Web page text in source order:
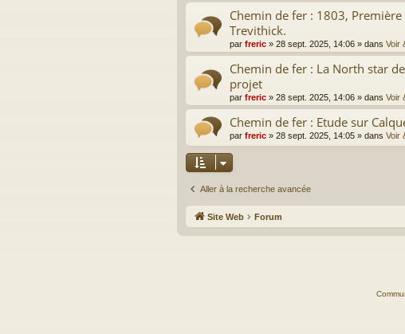
Chemin de fer : 1803,
Trevithick.
par freric » 28 sept. 2025, 14:06 » dans Voir
Chemin de fer : La North star
projet
par freric » 28 sept. 2025, 14:06 » dans Voir
Chemin de fer : Etude sur
par freric » 28 sept. 2025, 14:05 » dans Voir
Aller à la recherche avancée
Site Web Forum